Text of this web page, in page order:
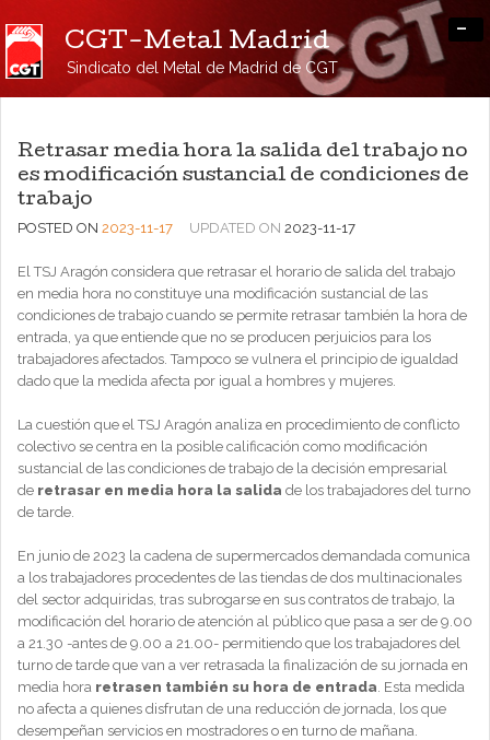
CGT-Metal Madrid
Sindicato del Metal de Madrid de CGT
-
Retrasar media hora la salida del trabajo no
es modificación sustancial de condiciones de
trabajo
POSTED ON 2023-11-17 UPDATED ON 2023-11-17
El TSJ Aragón considera que retrasar el horario de salida del trabajo
en media hora no constituye una modificación sustancial de las
condiciones de trabajo cuando se permite retrasar también la hora de
entrada, ya que entiende que no se producen perjuicios para los
trabajadores afectados. Tampoco se vulnera el principio de igualdad
dado que la medida afecta por igual a hombres y mujeres.
La cuestión que el TSJ Aragón analiza en procedimiento de conflicto
colectivo se centra en la posible calificación como modificación
sustancial de las condiciones de trabajo de la decisión empresarial
de retrasar en media hora la salida de los trabajadores del turno
de tarde.
En junio de 2023 la cadena de supermercados demandada comunica
a los trabajadores procedentes de las tiendas de dos multinacionales
del sector adquiridas, tras subrogarse en sus contratos de trabajo, la
modificación del horario de atención al público que pasa a ser de 9.00
a 21.30 -antes de 9.00 a 21.00- permitiendo que los trabajadores del
turno de tarde que van a ver retrasada la finalización de su jornada en
media hora retrasen también su hora de entrada. Esta medida
no afecta a quienes disfrutan de una reducción de jornada, los que
desempeñan servicios en mostradores o en turno de mañana.